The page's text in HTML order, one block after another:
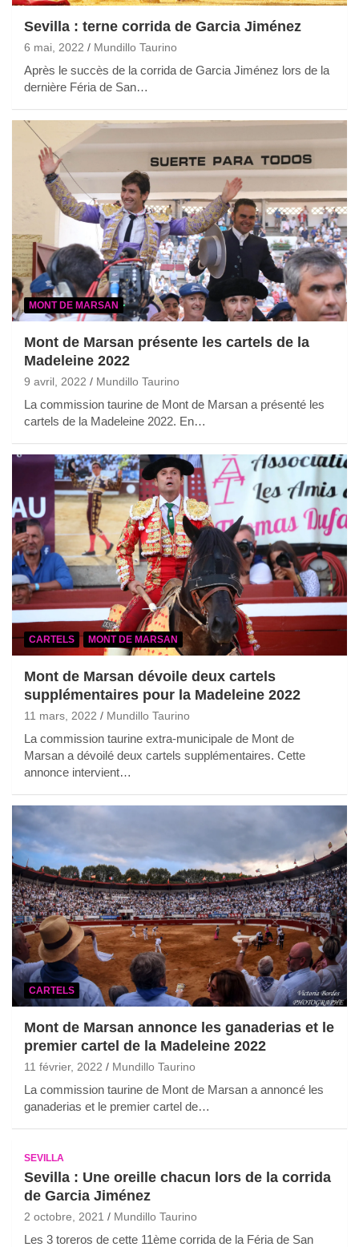
Sevilla : terne corrida de Garcia Jiménez
6 mai, 2022 Mundillo Taurino
Après le succès de la corrida de Garcia Jiménez lors de la
dernière Féria de San…
MONT DE MARSAN
Mont de Marsan présente les cartels de la
Madeleine 2022
9 avril, 2022 Mundillo Taurino
La commission taurine de Mont de Marsan a présenté les
cartels de la Madeleine 2022. En…
CARTELS MONT DE MARSAN
Mont de Marsan dévoile deux cartels
supplémentaires pour la Madeleine 2022
11 mars, 2022 Mundillo Taurino
La commission taurine extra-municipale de Mont de
Marsan a dévoilé deux cartels supplémentaires. Cette
annonce intervient…
CARTELS
Mont de Marsan annonce les ganaderias et le
premier cartel de la Madeleine 2022
11 février, 2022 Mundillo Taurino
La commission taurine de Mont de Marsan a annoncé les
ganaderias et le premier cartel de…
SEVILLA
Sevilla : Une oreille chacun lors de la corrida
de Garcia Jiménez
2 octobre, 2021 Mundillo Taurino
Les 3 toreros de cette 11ème corrida de la Féria de San